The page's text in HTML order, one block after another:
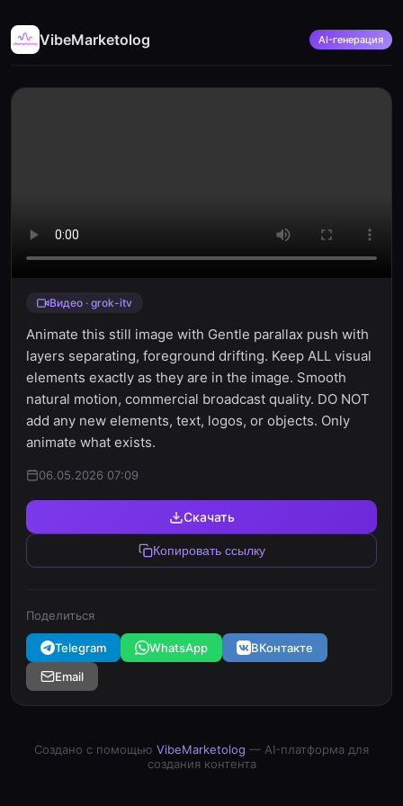
VibeMarketolog AI-генерация
Видео · grok-itv
Animate this still image with Gentle parallax push with
layers separating, foreground drifting. Keep ALL visual
elements exactly as they are in the image. Smooth
natural motion, commercial broadcast quality. DO NOT
add any new elements, text, logos, or objects. Only
animate what exists.
06.05.2026 07:09
Скачать
Копировать ссылку
Поделиться
Telegram WhatsApp
ВКонтакте
Email
Создано с помощью VibeMarketolog — AI-платформа для
создания контента